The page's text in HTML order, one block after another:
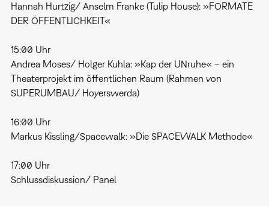
Hannah Hurtzig/ Anselm Franke (Tulip House): »FORMATE
DER ÖFFENTLICHKEIT«
15:00 Uhr
Andrea Moses/ Holger Kuhla: »Kap der UNruhe« – ein
Theaterprojekt im öffentlichen Raum (Rahmen von
SUPERUMBAU/ Hoyerswerda)
16:00 Uhr
Markus Kissling/Spacewalk: »Die SPACEWALK Methode«
17:00 Uhr
Schlussdiskussion/ Panel